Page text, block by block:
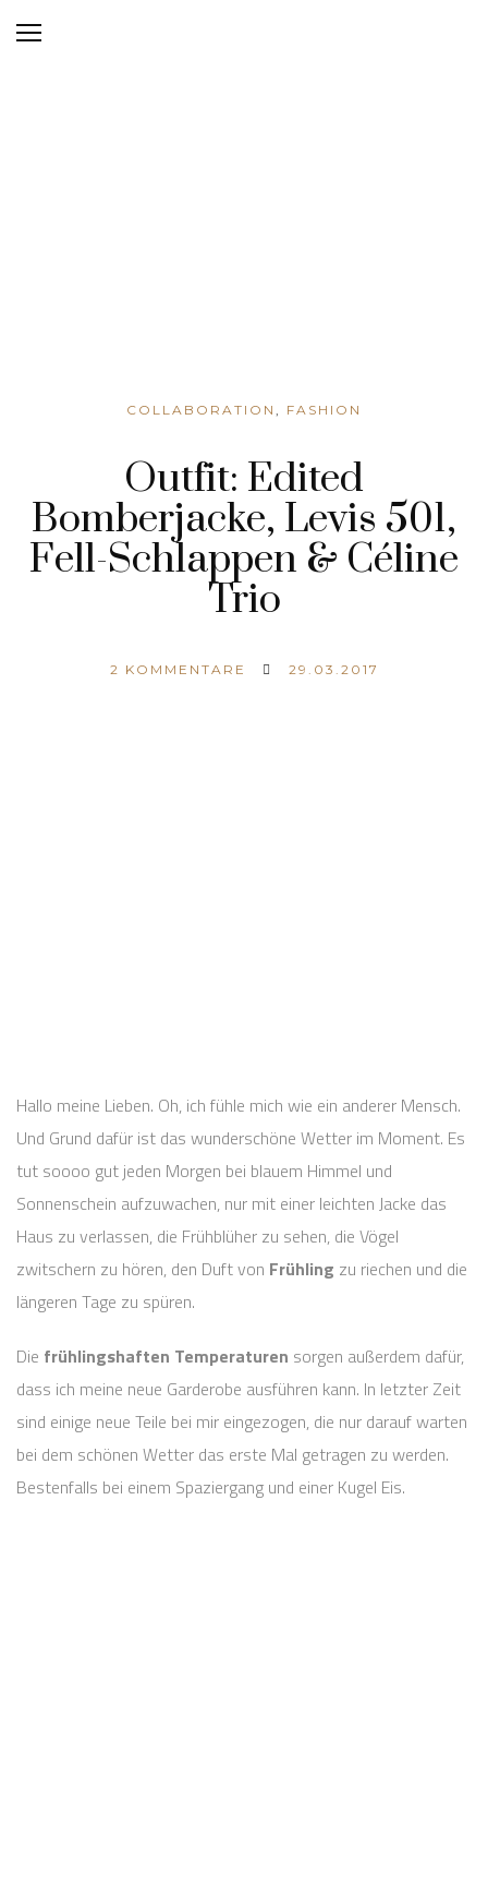
COLLABORATION , FASHION
Outfit: Edited
Bomberjacke, Levis 501,
Fell-Schlappen & Céline
Trio
2 KOMMENTARE 29.03.2017
Hallo meine Lieben. Oh, ich fühle mich wie ein anderer Mensch.
Und Grund dafür ist das wunderschöne Wetter im Moment. Es
tut soooo gut jeden Morgen bei blauem Himmel und
Sonnenschein aufzuwachen, nur mit einer leichten Jacke das
Haus zu verlassen, die Frühblüher zu sehen, die Vögel
zwitschern zu hören, den Duft von Frühling zu riechen und die
längeren Tage zu spüren.
Die frühlingshaften Temperaturen sorgen außerdem dafür,
dass ich meine neue Garderobe ausführen kann. In letzter Zeit
sind einige neue Teile bei mir eingezogen, die nur darauf warten
bei dem schönen Wetter das erste Mal getragen zu werden.
Bestenfalls bei einem Spaziergang und einer Kugel Eis.